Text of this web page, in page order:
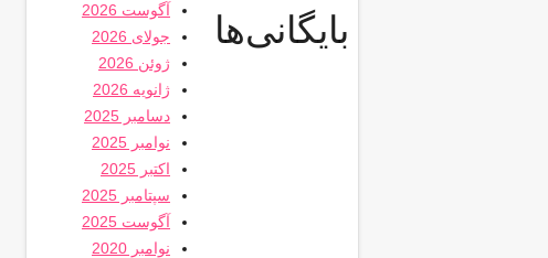
بایگانی‌ها
آگوست 2026
جولای 2026
ژوئن 2026
ژانویه 2026
دسامبر 2025
نوامبر 2025
اکتبر 2025
سپتامبر 2025
آگوست 2025
نوامبر 2020